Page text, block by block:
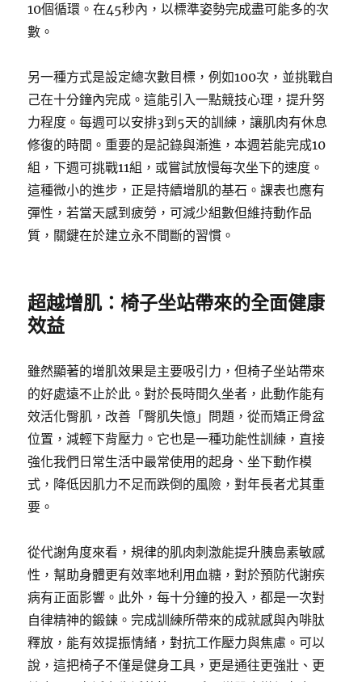
10個循環。在45秒內，以標準姿勢完成盡可能多的次
數。
另一種方式是設定總次數目標，例如100次，並挑戰自
己在十分鐘內完成。這能引入一點競技心理，提升努
力程度。每週可以安排3到5天的訓練，讓肌肉有休息
修復的時間。重要的是記錄與漸進，本週若能完成10
組，下週可挑戰11組，或嘗試放慢每次坐下的速度。
這種微小的進步，正是持續增肌的基石。課表也應有
彈性，若當天感到疲勞，可減少組數但維持動作品
質，關鍵在於建立永不間斷的習慣。
超越增肌：椅子坐站帶來的全面健康
效益
雖然顯著的增肌效果是主要吸引力，但椅子坐站帶來
的好處遠不止於此。對於長時間久坐者，此動作能有
效活化臀肌，改善「臀肌失憶」問題，從而矯正骨盆
位置，減輕下背壓力。它也是一種功能性訓練，直接
強化我們日常生活中最常使用的起身、坐下動作模
式，降低因肌力不足而跌倒的風險，對年長者尤其重
要。
從代謝角度來看，規律的肌肉刺激能提升胰島素敏感
性，幫助身體更有效率地利用血糖，對於預防代謝疾
病有正面影響。此外，每十分鐘的投入，都是一次對
自律精神的鍛鍊。完成訓練所帶來的成就感與內啡肽
釋放，能有效提振情緒，對抗工作壓力與焦慮。可以
說，這把椅子不僅是健身工具，更是通往更強壯、更